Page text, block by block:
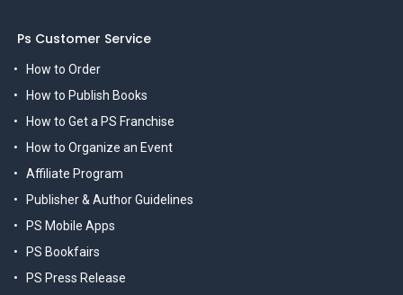
Ps Customer Service
How to Order
How to Publish Books
How to Get a PS Franchise
How to Organize an Event
Affiliate Program
Publisher & Author Guidelines
PS Mobile Apps
PS Bookfairs
PS Press Release